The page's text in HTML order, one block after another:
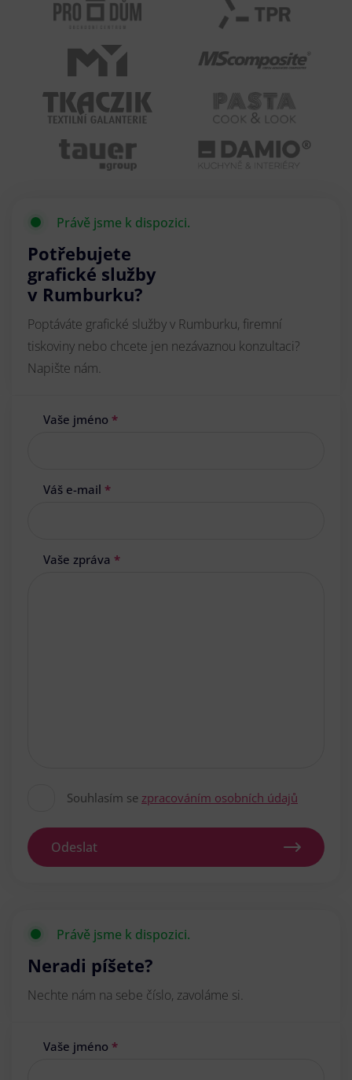
Právě jsme k dispozici.
Potřebujete
grafické služby
v Rumburku?
Poptáváte grafické služby v Rumburku, firemní
tiskoviny nebo chcete jen nezávaznou konzultaci?
Napište nám.
Vaše jméno *
Váš e-mail *
Vaše zpráva *
Souhlasím se zpracováním osobních údajů
Odeslat
Právě jsme k dispozici.
Neradi píšete?
Nechte nám na sebe číslo, zavoláme si.
Vaše jméno *